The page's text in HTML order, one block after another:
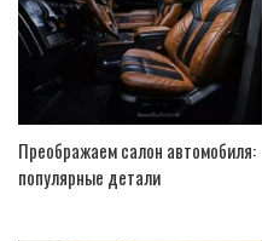
Преображаем салон автомобиля:
популярные детали